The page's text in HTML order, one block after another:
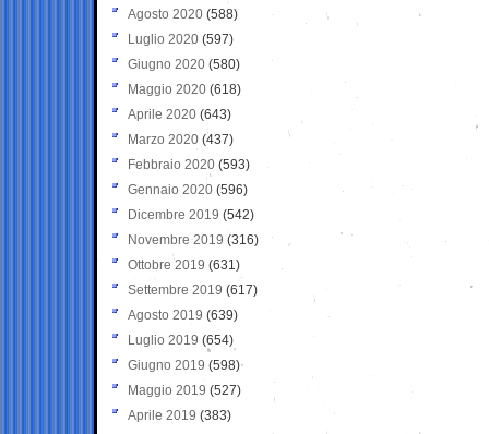
Agosto 2020 (588)
Luglio 2020 (597)
Giugno 2020 (580)
Maggio 2020 (618)
Aprile 2020 (643)
Marzo 2020 (437)
Febbraio 2020 (593)
Gennaio 2020 (596)
Dicembre 2019 (542)
Novembre 2019 (316)
Ottobre 2019 (631)
Settembre 2019 (617)
Agosto 2019 (639)
Luglio 2019 (654)
Giugno 2019 (598)
Maggio 2019 (527)
Aprile 2019 (383)